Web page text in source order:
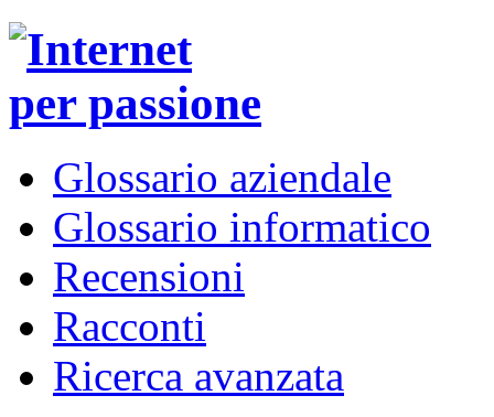
Glossario aziendale
Glossario informatico
Recensioni
Racconti
Ricerca avanzata